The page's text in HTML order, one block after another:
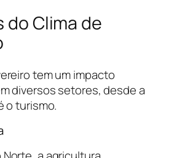
do Clima de
tem um impacto
diversos setores, desde a
o turismo.